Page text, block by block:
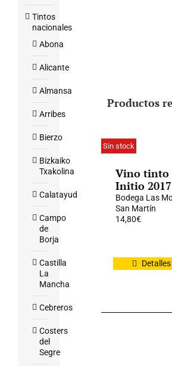
Productos
Sin stock
Vino tinto
Initio 2017
Bodega Las
San Martín
14,80€
Detalles
Tintos
nacionales
Abona
Alicante
Almansa
Arribes
Bierzo
Bizkaiko
Txakolina
Calatayud
Campo
de
Borja
Castilla
La
Mancha
Cebreros
Costers
del
Segre